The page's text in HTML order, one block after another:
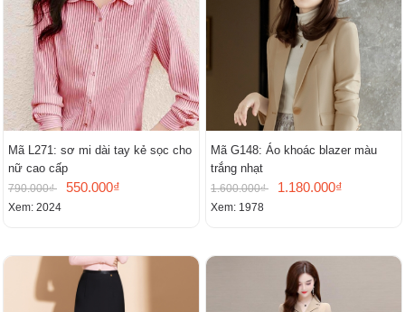
Mã L271: sơ mi dài tay kẻ sọc cho
nữ cao cấp
790.000₫ 550.000₫
Xem: 2024
Mã G148: Áo khoác blazer màu
trắng nhạt
1.600.000₫ 1.180.000₫
Xem: 1978